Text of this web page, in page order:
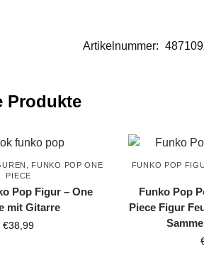
Artikelnummer:
Produkte
FUNKO POP ONE
PIECE
Pop Figur – One
mit Gitarre
€38,99
FUNKO POP
Funko Pop
Piece Figur